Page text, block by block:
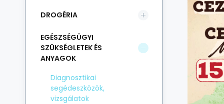
DROGÉRIA
EGÉSZSÉGÜGYI
SZÜKSÉGLETEK ÉS
ANYAGOK
Diagnosztikai
segédeszközök,
vizsgálatok